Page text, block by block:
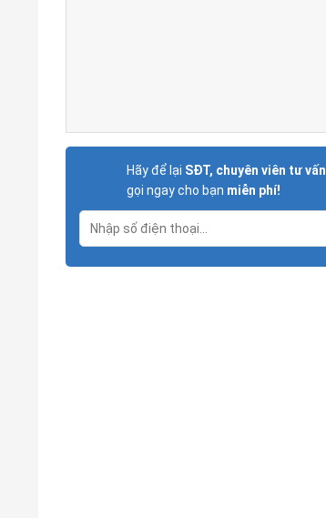
Hãy để lại SĐT, chuyên viên tư vấn
gọi ngay cho bạn miễn phí!